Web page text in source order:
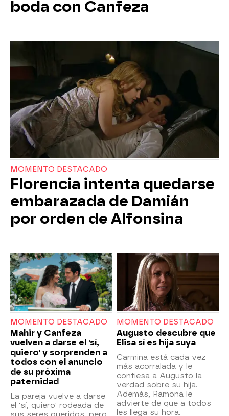
boda con Canfeza
MOMENTO DESTACADO
Florencia intenta quedarse
embarazada de Damián
por orden de Alfonsina
MOMENTO DESTACADO
Mahir y Canfeza
vuelven a darse el 'sí,
quiero' y sorprenden a
todos con el anuncio
de su próxima
paternidad
La pareja vuelve a darse
el 'sí, quiero' rodeada de
MOMENTO DESTACADO
Augusto descubre que
Elisa sí es hija suya
Carmina está cada vez
más acorralada y le
confiesa a Augusto la
verdad sobre su hija.
Además, Ramona le
advierte de que a todos
les llega su hora.